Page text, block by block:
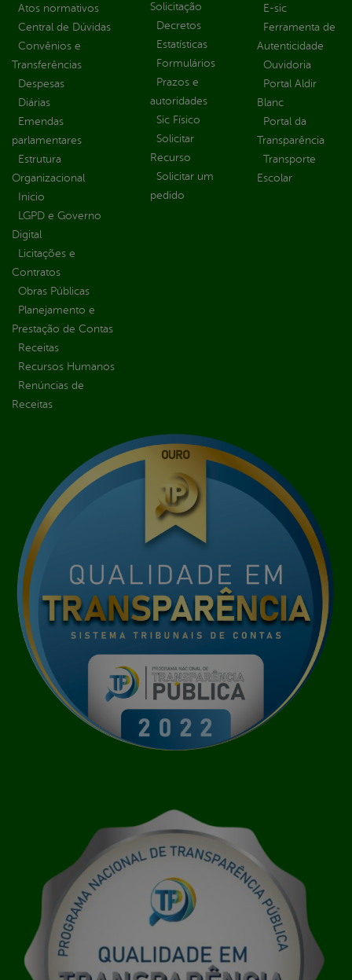
Atos normativos
Central de Dúvidas
Convênios e
Transferências
Despesas
Diárias
Emendas
parlamentares
Estrutura
Organizacional
Inicio
LGPD e Governo
Digital
Licitações e
Contratos
Obras Públicas
Planejamento e
Prestação de Contas
Receitas
Recursos Humanos
Renúncias de
Receitas
Solicitação
Decretos
Estatísticas
Formulários
Prazos e
autoridades
Sic Físico
Solicitar
Recurso
Solicitar um
pedido
E-sic
Ferramenta de
Autenticidade
Ouvidoria
Portal Aldir
Blanc
Portal da
Transparência
Transporte
Escolar